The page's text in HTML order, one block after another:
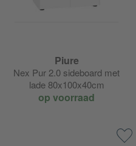
Piure
Nex Pur 2.0 sideboard met
lade 80x100x40cm
op voorraad